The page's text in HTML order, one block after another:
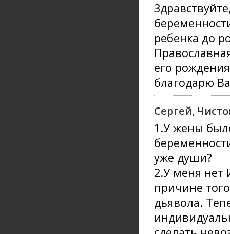
ребенка до
его
благодарю
Сергей,
1.У жены
уже души?
2.У меня нет
причине
дьявола.